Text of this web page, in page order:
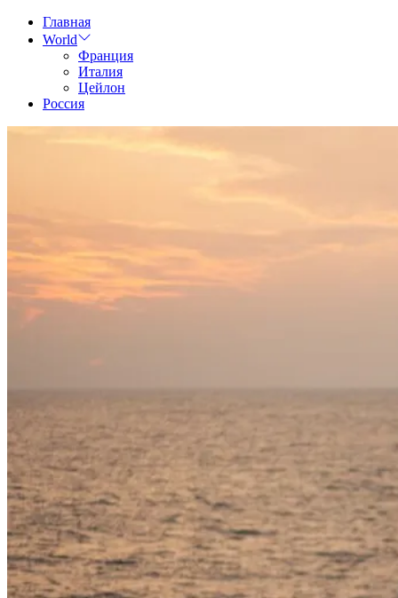
Skip
Главная
World
Франция
Италия
Цейлон
Россия